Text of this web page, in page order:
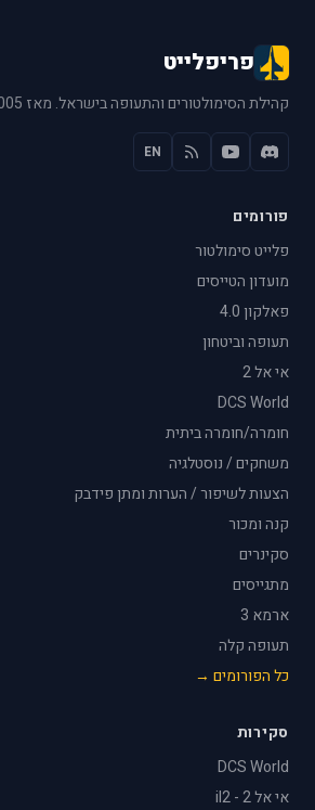
פריפלייט
קהילת הסימולטורים והתעופה בישראל. מאז 2005.
EN
פורומים
פלייט סימולטור
מועדון הטייסים
פאלקון 4.0
תעופה וביטחון
אי אל 2
DCS World
חומרה/חומרה ביתית
משחקים / נוסטלגיה
הצעות לשיפור / הערות ומתן פידבק
קנה ומכור
סקינרים
מתגייסים
ארמא 3
תעופה קלה
כל הפורומים →
סקירות
DCS World
אי אל 2 - il2